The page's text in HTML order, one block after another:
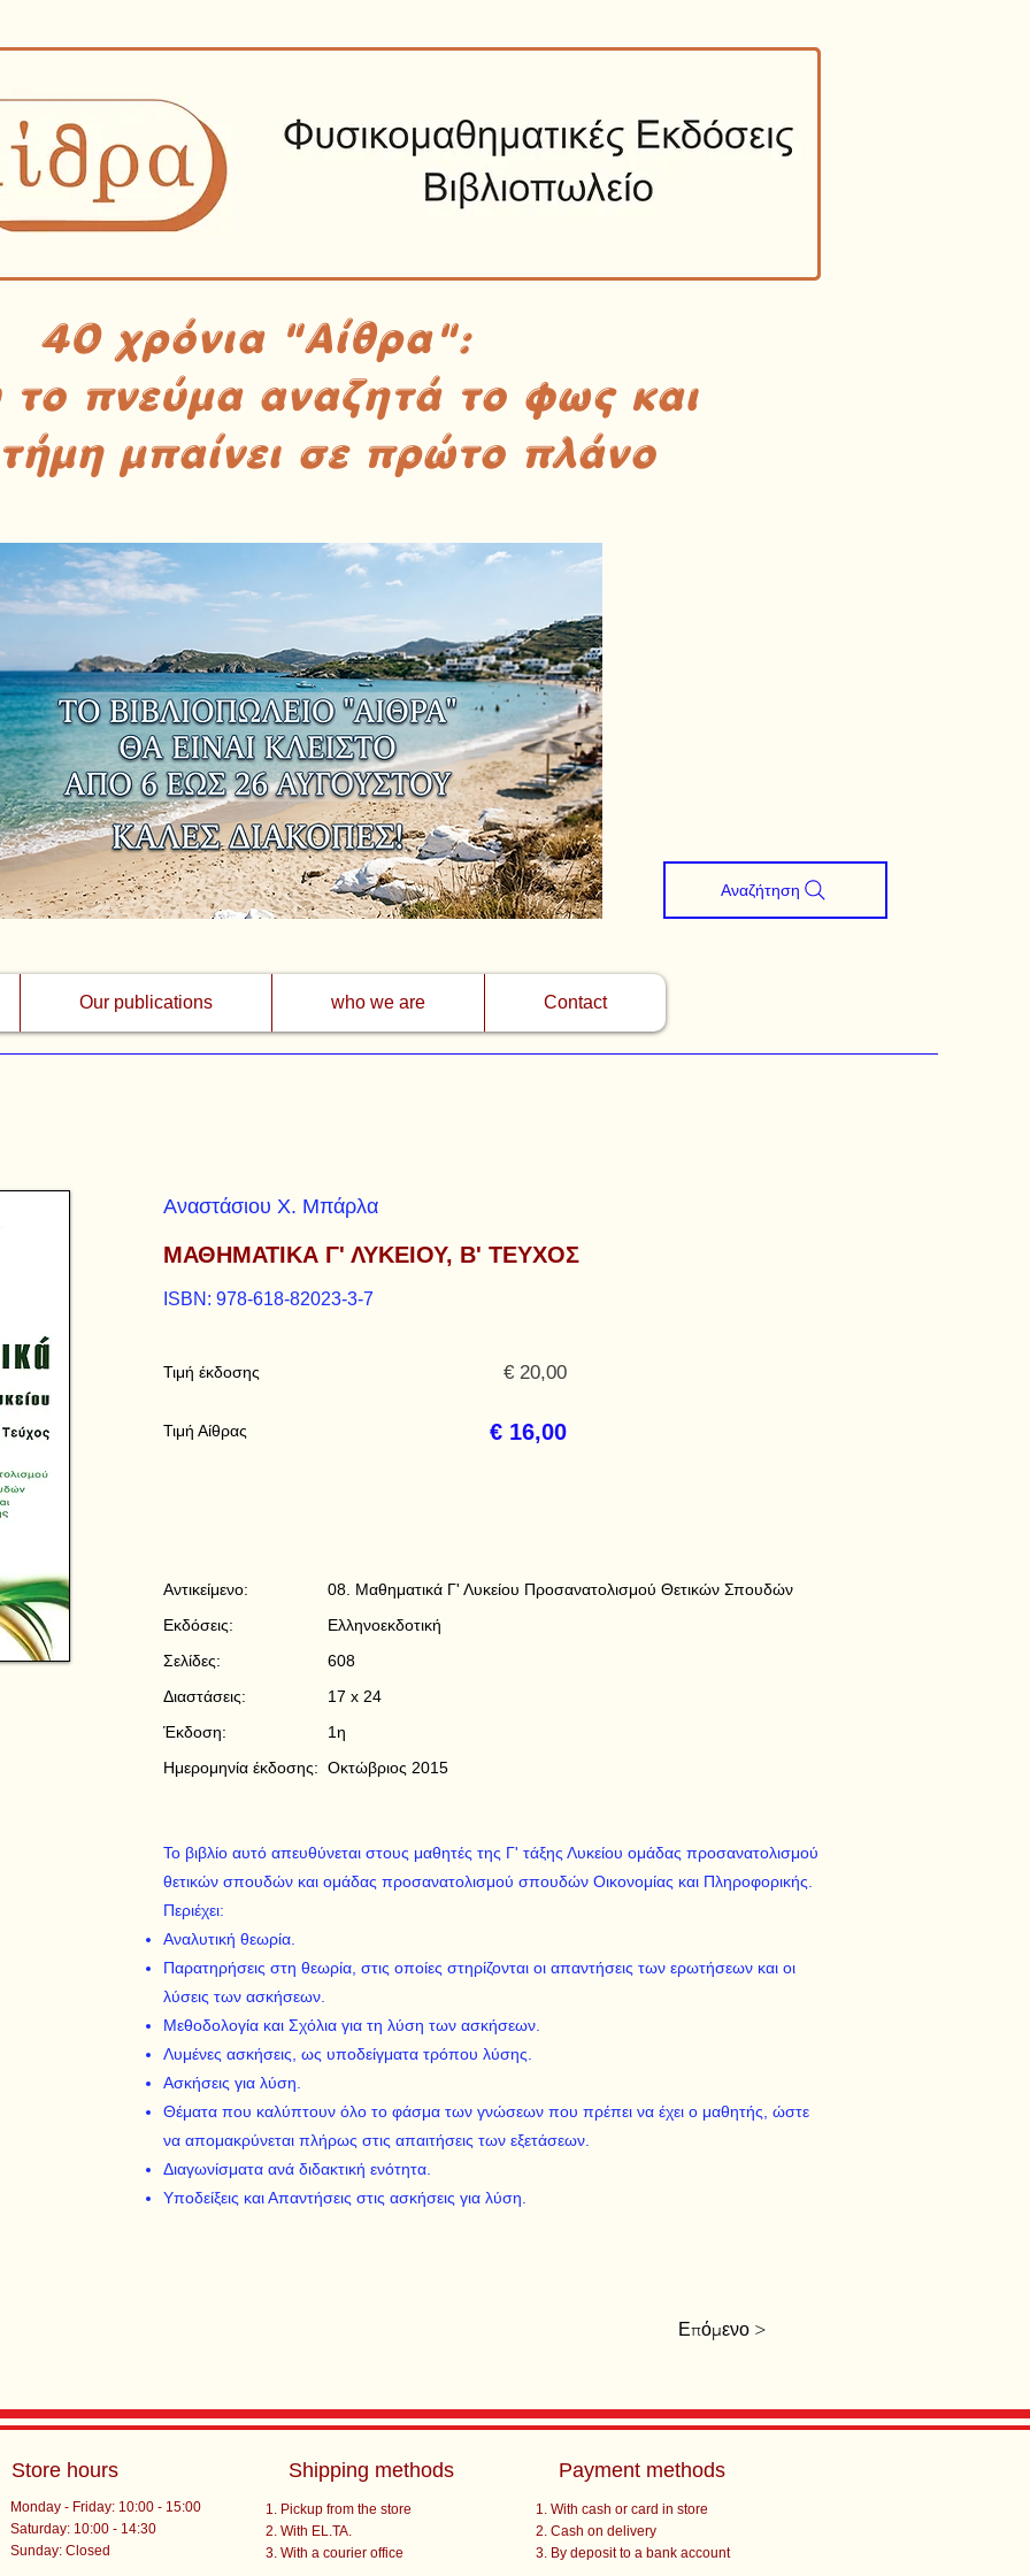
40 χρόνια "Αίθρα":
το πνεύμα αναζητά το φως και
μπαίνει σε πρώτο πλάνο
Our publications who we are Contact
Αναζήτηση
Αναστάσιου Χ. Μπάρλα
ΜΑΘΗΜΑΤΙΚΑ Γ' ΛΥΚΕΙΟΥ, Β' ΤΕΥΧΟΣ
ISBN: 978-618-82023-3-7
Τιμή έκδοσης
Τιμή Αίθρας
€ 20,00
€ 16,00
Αντικείμενο:
08. Μαθηματικά Γ' Λυκείου Προσανατολισμού Θετικών Σπουδών
Εκδόσεις:
Ελληνοεκδοτική
Σελίδες:
608
Διαστάσεις:
17 x 24
Έκδοση:
1η
Ημερομηνία έκδοσης: Οκτώβριος 2015
Το βιβλίο αυτό απευθύνεται στους μαθητές της Γ' τάξης Λυκείου ομάδας προσανατολισμού
θετικών σπουδών και ομάδας προσανατολισμού σπουδών Οικονομίας και Πληροφορικής.
Περιέχει:
Αναλυτική θεωρία.
Παρατηρήσεις στη θεωρία, στις οποίες στηρίζονται οι απαντήσεις των ερωτήσεων και οι
λύσεις των ασκήσεων.
Μεθοδολογία και Σχόλια για τη λύση των ασκήσεων.
Λυμένες ασκήσεις, ως υποδείγματα τρόπου λύσης.
Ασκήσεις για λύση.
Θέματα που καλύπτουν όλο το φάσμα των γνώσεων που πρέπει να έχει ο μαθητής, ώστε
να απομακρύνεται πλήρως στις απαιτήσεις των εξετάσεων.
Διαγωνίσματα ανά διδακτική ενότητα.
Υποδείξεις και Απαντήσεις στις ασκήσεις για λύση.
Επόμενο >
Store hours
Monday - Friday: 10:00 - 15:00
Saturday: 10:00 - 14:30
​Sunday: Closed
Shipping methods
Pickup from the store
With EL.TA.
With a courier office
Payment methods
With cash or card in store
Cash on delivery
By deposit to a bank account